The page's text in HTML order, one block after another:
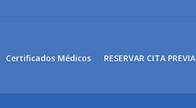
Certificados Médicos RESERVAR CITA PREVIA